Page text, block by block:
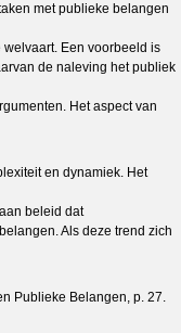
met publieke belangen
Een voorbeeld is
de naleving het publiek
Het aspect van
en dynamiek. Het
beleid dat
Als deze trend zich
Publieke Belangen, p. 27.